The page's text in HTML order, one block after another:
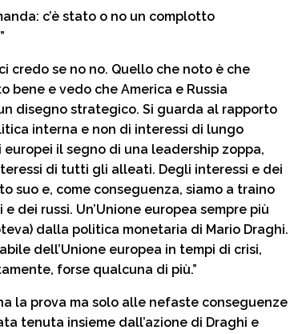
c’è stato o no un complotto
credo se no no. Quello che noto è che
bene e vedo che America e Russia
disegno strategico. Si guarda al rapporto
interna e non di interessi di lungo
il segno di una leadership zoppa,
di tutti gli alleati. Degli interessi e dei
suo e, come conseguenza, siamo a traino
dei russi. Un’Unione europea sempre più
dalla politica monetaria di Mario Draghi.
dell’Unione europea in tempi di crisi,
forse qualcuna di più.”
la prova ma solo alle nefaste conseguenze
tenuta insieme dall’azione di Draghi e